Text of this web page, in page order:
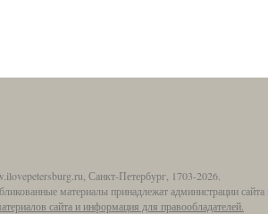
Санкт-Петербург, 1703-2026.
материалы принадлежат администрации
сайта и информация для правообладателей.